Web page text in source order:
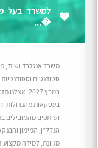
למשרד בעל
�...
משרד אנגלרד ושות’,
סטודנטים
במרץ 2027.
בעסקאות מהגדולות
ושותפים
הנדל”ן, המימון
מגוונת, למידה